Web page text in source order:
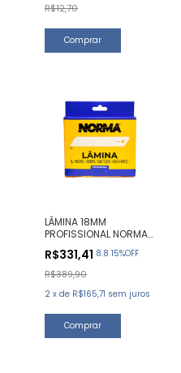
R$12,70
LÂMINA 18MM
PROFISSIONAL NORMA
R$331,41 8.8 15%OFF
R$389,90
2 x de R$165,71 sem juros